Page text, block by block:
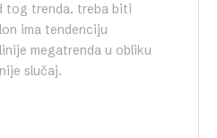
tog trenda. treba biti
ima tendenciju
megatrenda u obliku
slučaj.